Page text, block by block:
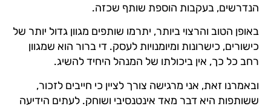
הנדרשים, בעקבות הוספת שותף שכזה.
באופן הטוב והרצוי ביותר, יתרמו שותפים מגוון גדול יותר של
כישורים, כישרונות ומיומנויות לעסק. די ברור הוא שמגוון
רחב כל כך, אין ביכולתו של המנהל היחיד להשיג.
ובאמרנו זאת, אני מרגישה צורך לציין כי חייבים לזכור,
ששותפות היא דבר מאד אינטנסיבי ושוחק. לעתים הידיעה